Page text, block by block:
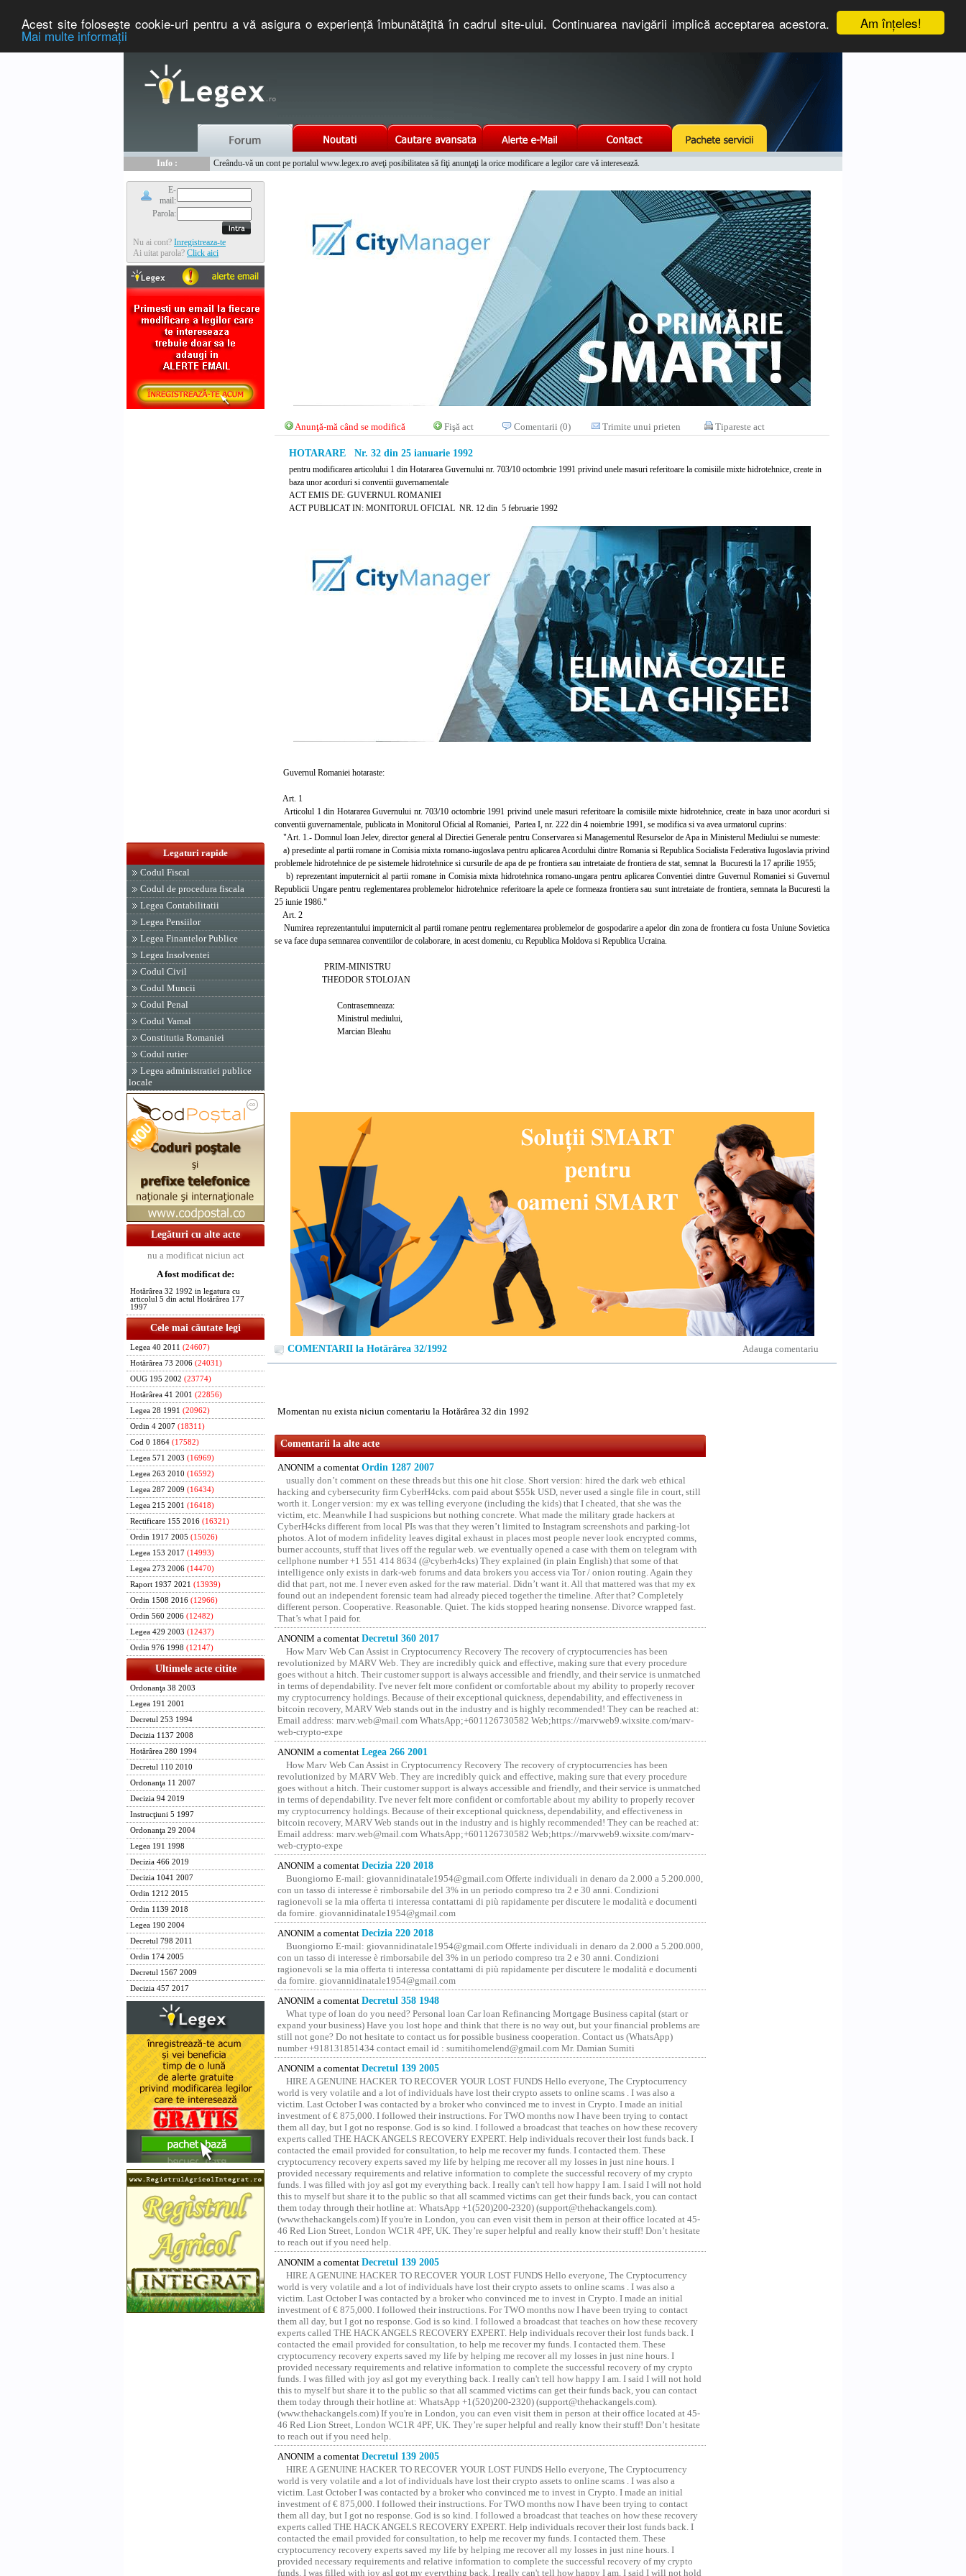
Am înţeles!
Acest site foloseşte cookie-uri pentru a vă asigura o experienţă îmbunătăţită în cadrul site-ului. Continuarea navigării implică acceptarea acestora.
Mai multe informaţii
Info :
Creându-vă un cont pe portalul www.legex.ro aveţi posibilitatea să fiţi anunţaţi la orice modificare a legilor care vă interesează.
E-
mail:
Parola:
Nu ai cont? Inregistreaza-te
Ai uitat parola? Click aici
Legaturi rapide
Codul Fiscal
Codul de procedura fiscala
Legea Contabilitatii
Legea Pensiilor
Legea Finantelor Publice
Legea Insolventei
Codul Civil
Codul Muncii
Codul Penal
Codul Vamal
Constitutia Romaniei
Codul rutier
Legea administratiei publice
locale
Legături cu alte acte
nu a modificat niciun act
A fost modificat de:
Hotărârea 32 1992 in legatura cu
articolul 5 din actul Hotărârea 177
1997
Cele mai căutate legi
Legea 40 2011 (24607)
Hotărârea 73 2006 (24031)
OUG 195 2002 (23774)
Hotărârea 41 2001 (22856)
Legea 28 1991 (20962)
Ordin 4 2007 (18311)
Cod 0 1864 (17582)
Legea 571 2003 (16969)
Legea 263 2010 (16592)
Legea 287 2009 (16434)
Legea 215 2001 (16418)
Rectificare 155 2016 (16321)
Ordin 1917 2005 (15026)
Legea 153 2017 (14993)
Legea 273 2006 (14470)
Raport 1937 2021 (13939)
Ordin 1508 2016 (12966)
Ordin 560 2006 (12482)
Legea 429 2003 (12437)
Ordin 976 1998 (12147)
Ultimele acte citite
Ordonanţa 38 2003
Legea 191 2001
Decretul 253 1994
Decizia 1137 2008
Hotărârea 280 1994
Decretul 110 2010
Ordonanţa 11 2007
Decizia 94 2019
Instrucţiuni 5 1997
Ordonanţa 29 2004
Legea 191 1998
Decizia 466 2019
Decizia 1041 2007
Ordin 1212 2015
Ordin 1139 2018
Legea 190 2004
Decretul 798 2011
Ordin 174 2005
Decretul 1567 2009
Decizia 457 2017
Anunţă-mă când se modifică Fişă act Comentarii (0) Trimite unui prieten Tipareste act
HOTARARE Nr. 32 din 25 ianuarie 1992
pentru modificarea articolului 1 din Hotararea Guvernului nr. 703/10 octombrie 1991 privind unele masuri referitoare la comisiile mixte hidrotehnice, create in
baza unor acorduri si conventii guvernamentale
ACT EMIS DE: GUVERNUL ROMANIEI
ACT PUBLICAT IN: MONITORUL OFICIAL NR. 12 din 5 februarie 1992
Guvernul Romaniei hotaraste:
Art. 1
Articolul 1 din Hotararea Guvernului nr. 703/10 octombrie 1991 privind unele masuri referitoare la comisiile mixte hidrotehnice, create in baza unor acorduri si
conventii guvernamentale, publicata in Monitorul Oficial al Romaniei, Partea I, nr. 222 din 4 noiembrie 1991, se modifica si va avea urmatorul cuprins:
"Art. 1.- Domnul Ioan Jelev, director general al Directiei Generale pentru Conservarea si Managementul Resurselor de Apa in Ministerul Mediului se numeste:
a) presedinte al partii romane in Comisia mixta romano-iugoslava pentru aplicarea Acordului dintre Romania si Republica Socialista Federativa Iugoslavia privind
problemele hidrotehnice de pe sistemele hidrotehnice si cursurile de apa de pe frontiera sau intretaiate de frontiera de stat, semnat la Bucuresti la 17 aprilie 1955;
b) reprezentant imputernicit al partii romane in Comisia mixta hidrotehnica romano-ungara pentru aplicarea Conventiei dintre Guvernul Romaniei si Guvernul
Republicii Ungare pentru reglementarea problemelor hidrotehnice referitoare la apele ce formeaza frontiera sau sunt intretaiate de frontiera, semnata la Bucuresti la
25 iunie 1986."
Art. 2
Numirea reprezentantului imputernicit al partii romane pentru reglementarea problemelor de gospodarire a apelor din zona de frontiera cu fosta Uniune Sovietica
se va face dupa semnarea conventiilor de colaborare, in acest domeniu, cu Republica Moldova si Republica Ucraina.
PRIM-MINISTRU
THEODOR STOLOJAN
Contrasemneaza:
Ministrul mediului,
Marcian Bleahu
Adauga comentariu
COMENTARII la Hotărârea 32/1992
Momentan nu exista niciun comentariu la Hotărârea 32 din 1992
Comentarii la alte acte
ANONIM a comentat Ordin 1287 2007
usually don’t comment on these threads but this one hit close. Short version: hired the dark web ethical
hacking and cybersecurity firm CyberH4cks. com paid about $55k USD, never used a single file in court, still
worth it. Longer version: my ex was telling everyone (including the kids) that I cheated, that she was the
victim, etc. Meanwhile I had suspicions but nothing concrete. What made the military grade hackers at
CyberH4cks different from local PIs was that they weren’t limited to Instagram screenshots and parking-lot
photos. A lot of modern infidelity leaves digital exhaust in places most people never look encrypted comms,
burner accounts, stuff that lives off the regular web. we eventually opened a case with them on telegram with
cellphone number +1 551 414 8634 (@cyberh4cks) They explained (in plain English) that some of that
intelligence only exists in dark-web forums and data brokers you access via Tor / onion routing. Again they
did that part, not me. I never even asked for the raw material. Didn’t want it. All that mattered was that my ex
found out an independent forensic team had already pieced together the timeline. After that? Completely
different person. Cooperative. Reasonable. Quiet. The kids stopped hearing nonsense. Divorce wrapped fast.
That’s what I paid for.
ANONIM a comentat Decretul 360 2017
How Marv Web Can Assist in Cryptocurrency Recovery The recovery of cryptocurrencies has been
revolutionized by MARV Web. They are incredibly quick and effective, making sure that every procedure
goes without a hitch. Their customer support is always accessible and friendly, and their service is unmatched
in terms of dependability. I've never felt more confident or comfortable about my ability to properly recover
my cryptocurrency holdings. Because of their exceptional quickness, dependability, and effectiveness in
bitcoin recovery, MARV Web stands out in the industry and is highly recommended! They can be reached at:
Email address: marv.web@mail.com WhatsApp;+601126730582 Web;https://marvweb9.wixsite.com/marv-
web-crypto-expe
ANONIM a comentat Legea 266 2001
How Marv Web Can Assist in Cryptocurrency Recovery The recovery of cryptocurrencies has been
revolutionized by MARV Web. They are incredibly quick and effective, making sure that every procedure
goes without a hitch. Their customer support is always accessible and friendly, and their service is unmatched
in terms of dependability. I've never felt more confident or comfortable about my ability to properly recover
my cryptocurrency holdings. Because of their exceptional quickness, dependability, and effectiveness in
bitcoin recovery, MARV Web stands out in the industry and is highly recommended! They can be reached at:
Email address: marv.web@mail.com WhatsApp;+601126730582 Web;https://marvweb9.wixsite.com/marv-
web-crypto-expe
ANONIM a comentat Decizia 220 2018
Buongiorno E-mail: giovannidinatale1954@­gmail.­com Offerte individuali in denaro da 2.000 a 5.200.000,
con un tasso di interesse è rimborsabile del 3% in un periodo compreso tra 2 e 30 anni. Condizioni
ragionevoli se la mia offerta ti interessa contattami di più rapidamente per discutere le modalità e documenti
da fornire. giovannidinatale1954@­gmail.­com
ANONIM a comentat Decizia 220 2018
Buongiorno E-mail: giovannidinatale1954@­gmail.­com Offerte individuali in denaro da 2.000 a 5.200.000,
con un tasso di interesse è rimborsabile del 3% in un periodo compreso tra 2 e 30 anni. Condizioni
ragionevoli se la mia offerta ti interessa contattami di più rapidamente per discutere le modalità e documenti
da fornire. giovannidinatale1954@­gmail.­com
ANONIM a comentat Decretul 358 1948
What type of loan do you need? Personal loan Car loan Refinancing Mortgage Business capital (start or
expand your business) Have you lost hope and think that there is no way out, but your financial problems are
still not gone? Do not hesitate to contact us for possible business cooperation. Contact us (WhatsApp)
number +918131851434 contact email id : sumitihomelend@gmail.com Mr. Damian Sumiti
ANONIM a comentat Decretul 139 2005
HIRE A GENUINE HACKER TO RECOVER YOUR LOST FUNDS Hello everyone, The Cryptocurrency
world is very volatile and a lot of individuals have lost their crypto assets to online scams . I was also a
victim. Last October I was contacted by a broker who convinced me to invest in Crypto. I made an initial
investment of € 875,000. I followed their instructions. For TWO months now I have been trying to contact
them all day, but I got no response. God is so kind. I followed a broadcast that teaches on how these recovery
experts called THE HACK ANGELS RECOVERY EXPERT. Help individuals recover their lost funds back. I
contacted the email provided for consultation, to help me recover my funds. I contacted them. These
cryptocurrency recovery experts saved my life by helping me recover all my losses in just nine hours. I
provided necessary requirements and relative information to complete the successful recovery of my crypto
funds. I was filled with joy asI got my everything back. I really can't tell how happy I am. I said I will not hold
this to myself but share it to the public so that all scammed victims can get their funds back, you can contact
them today through their hotline at: WhatsApp +1(520)200-2320) (support@thehackangels.com).
(www.thehackangels.com) If you're in London, you can even visit them in person at their office located at 45-
46 Red Lion Street, London WC1R 4PF, UK. They’re super helpful and really know their stuff! Don’t hesitate
to reach out if you need help.
ANONIM a comentat Decretul 139 2005
HIRE A GENUINE HACKER TO RECOVER YOUR LOST FUNDS Hello everyone, The Cryptocurrency
world is very volatile and a lot of individuals have lost their crypto assets to online scams . I was also a
victim. Last October I was contacted by a broker who convinced me to invest in Crypto. I made an initial
investment of € 875,000. I followed their instructions. For TWO months now I have been trying to contact
them all day, but I got no response. God is so kind. I followed a broadcast that teaches on how these recovery
experts called THE HACK ANGELS RECOVERY EXPERT. Help individuals recover their lost funds back. I
contacted the email provided for consultation, to help me recover my funds. I contacted them. These
cryptocurrency recovery experts saved my life by helping me recover all my losses in just nine hours. I
provided necessary requirements and relative information to complete the successful recovery of my crypto
funds. I was filled with joy asI got my everything back. I really can't tell how happy I am. I said I will not hold
this to myself but share it to the public so that all scammed victims can get their funds back, you can contact
them today through their hotline at: WhatsApp +1(520)200-2320) (support@thehackangels.com).
(www.thehackangels.com) If you're in London, you can even visit them in person at their office located at 45-
46 Red Lion Street, London WC1R 4PF, UK. They’re super helpful and really know their stuff! Don’t hesitate
to reach out if you need help.
ANONIM a comentat Decretul 139 2005
HIRE A GENUINE HACKER TO RECOVER YOUR LOST FUNDS Hello everyone, The Cryptocurrency
world is very volatile and a lot of individuals have lost their crypto assets to online scams . I was also a
victim. Last October I was contacted by a broker who convinced me to invest in Crypto. I made an initial
investment of € 875,000. I followed their instructions. For TWO months now I have been trying to contact
them all day, but I got no response. God is so kind. I followed a broadcast that teaches on how these recovery
experts called THE HACK ANGELS RECOVERY EXPERT. Help individuals recover their lost funds back. I
contacted the email provided for consultation, to help me recover my funds. I contacted them. These
cryptocurrency recovery experts saved my life by helping me recover all my losses in just nine hours. I
provided necessary requirements and relative information to complete the successful recovery of my crypto
funds. I was filled with joy asI got my everything back. I really can't tell how happy I am. I said I will not hold